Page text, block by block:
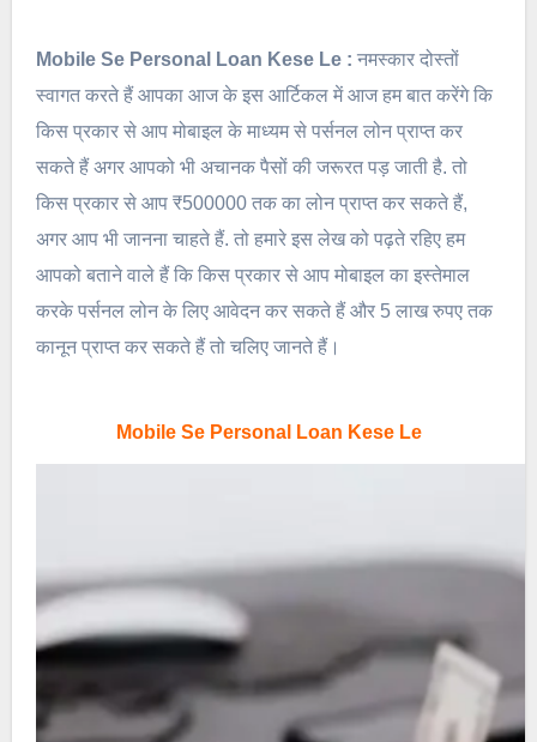
Mobile Se Personal Loan Kese Le : नमस्कार दोस्तों
स्वागत करते हैं आपका आज के इस आर्टिकल में आज हम बात करेंगे कि
किस प्रकार से आप मोबाइल के माध्यम से पर्सनल लोन प्राप्त कर
सकते हैं अगर आपको भी अचानक पैसों की जरूरत पड़ जाती है. तो
किस प्रकार से आप ₹500000 तक का लोन प्राप्त कर सकते हैं,
अगर आप भी जानना चाहते हैं. तो हमारे इस लेख को पढ़ते रहिए हम
आपको बताने वाले हैं कि किस प्रकार से आप मोबाइल का इस्तेमाल
करके पर्सनल लोन के लिए आवेदन कर सकते हैं और 5 लाख रुपए तक
कानून प्राप्त कर सकते हैं तो चलिए जानते हैं।
Mobile Se Personal Loan Kese Le